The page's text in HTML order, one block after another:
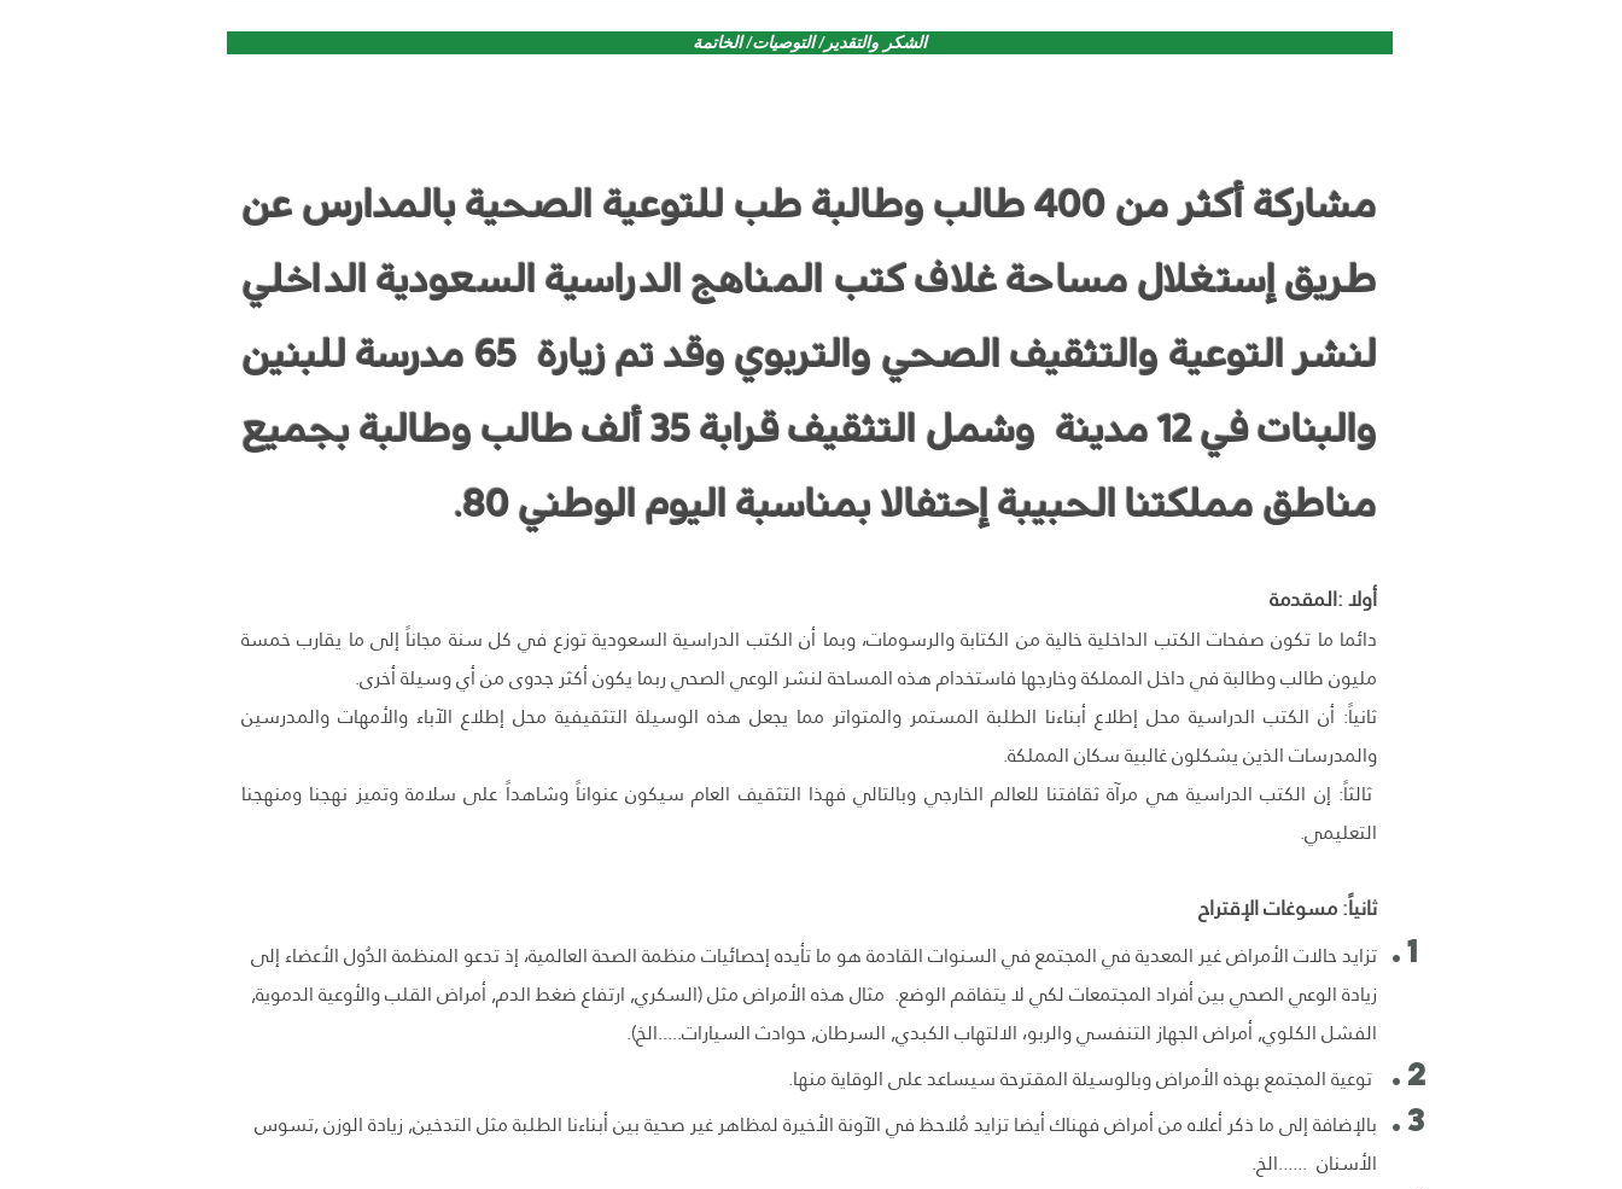
الشكر والتقدير/ التوصيات/ الخاتمة
مشاركة أكثر من 400 طالب وطالبة طب للتوعية الصحية بالمدارس عن
طريق إستغلال مساحة غلاف كتب المناهج الدراسية السعودية الداخلي
لنشر التوعية والتثقيف الصحي والتربوي وقد تم زيارة 65 مدرسة للبنين
والبنات في 12 مدينة وشمل التثقيف قرابة 35 ألف طالب وطالبة بجميع
مناطق مملكتنا الحبيبة إحتفالا بمناسبة اليوم الوطني 80.
أولا :المقدمة
دائما ما تكون صفحات الكتب الداخلية خالية من الكتابة والرسومات، وبما أن الكتب الدراسية السعودية توزع في كل سنة مجاناً إلى ما يقارب خمسة
مليون طالب وطالبة في داخل المملكة وخارجها فاستخدام هذه المساحة لنشر الوعي الصحي ربما يكون أكثر جدوى من أي وسيلة أخرى.
ثانياً: أن الكتب الدراسية محل إطلاع أبناءنا الطلبة المستمر والمتواتر مما يجعل هذه الوسيلة التثقيفية محل إطلاع الآباء والأمهات والمدرسين
والمدرسات الذين يشكلون غالبية سكان المملكة.
ثالثاً: إن الكتب الدراسية هي مرآة ثقافتنا للعالم الخارجي وبالتالي فهذا التثقيف العام سيكون عنواناً وشاهداً على سلامة وتميز نهجنا ومنهجنا
التعليمي.
ثانياً: مسوغات الإقتراح
تزايد حالات الأمراض غير المعدية في المجتمع في السنوات القادمة هو ما تأيده إحصائيات منظمة الصحة العالمية، إذ تدعو المنظمة الدُول الأعضاء إلى
زيادة الوعي الصحي بين أفراد المجتمعات لكي لا يتفاقم الوضع. مثال هذه الأمراض مثل (السكري, ارتفاع ضغط الدم, أمراض القلب والأوعية الدموية,
الفشل الكلوي, أمراض الجهاز التنفسي والربو، الالتهاب الكبدي, السرطان, حوادث السيارات.....الخ).
توعية المجتمع بهذه الأمراض وبالوسيلة المقترحة سيساعد على الوقاية منها.
بالإضافة إلى ما ذكر أعلاه من أمراض فهناك أيضا تزايد مُلاحظ في الآونة الأخيرة لمظاهر غير صحية بين أبناءنا الطلبة مثل التدخين, زيادة الوزن ,تسوس
الأسنان ......الخ.